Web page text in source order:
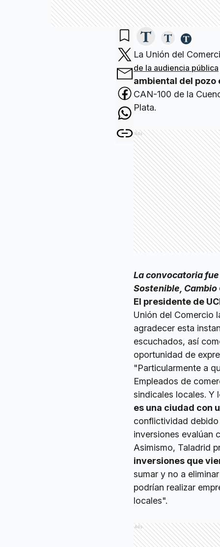
La Unión del
de la audiencia pública
ambiental del
CAN-100 de la
Plata.
Ads
La convocatoria
Sostenible,
El presidente de
Unión del Comercio
agradecer esta
escuchados, así
oportunidad de
"Particularmente a
Empleados de
sindicales locales. Y
es una ciudad con
conflictividad
inversiones evalúan
Asimismo, Taladrid
inversiones que
sumar y no a
podrían realizar
locales".
Ads